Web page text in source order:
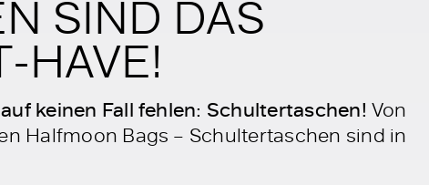
SIND DAS
HAVE!
keinen Fall fehlen: Schultertaschen! Von
Halfmoon Bags – Schultertaschen sind in